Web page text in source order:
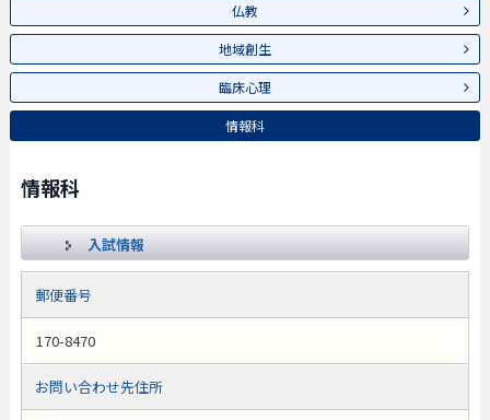
仏教
地域創生
臨床心理
情報科
情報科
入試情報
郵便番号
170-8470
お問い合わせ先住所